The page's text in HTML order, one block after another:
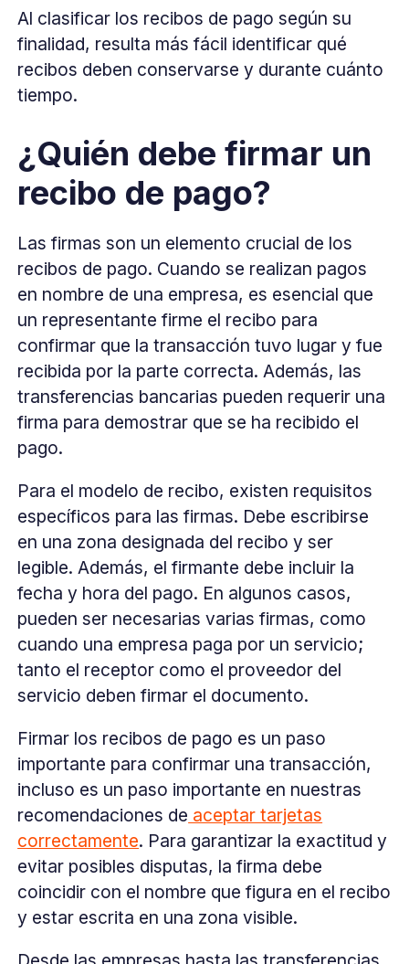
Al clasificar los recibos de pago según su
finalidad, resulta más fácil identificar qué
recibos deben conservarse y durante cuánto
tiempo.
¿Quién debe firmar un
recibo de pago?
Las firmas son un elemento crucial de los
recibos de pago. Cuando se realizan pagos
en nombre de una empresa, es esencial que
un representante firme el recibo para
confirmar que la transacción tuvo lugar y fue
recibida por la parte correcta. Además, las
transferencias bancarias pueden requerir una
firma para demostrar que se ha recibido el
pago.
Para el modelo de recibo, existen requisitos
específicos para las firmas. Debe escribirse
en una zona designada del recibo y ser
legible. Además, el firmante debe incluir la
fecha y hora del pago. En algunos casos,
pueden ser necesarias varias firmas, como
cuando una empresa paga por un servicio;
tanto el receptor como el proveedor del
servicio deben firmar el documento.
Firmar los recibos de pago es un paso
importante para confirmar una transacción,
incluso es un paso importante en nuestras
recomendaciones de aceptar tarjetas
correctamente. Para garantizar la exactitud y
evitar posibles disputas, la firma debe
coincidir con el nombre que figura en el recibo
y estar escrita en una zona visible.